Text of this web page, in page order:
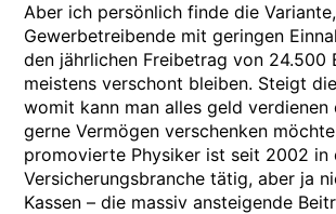
Aber ich persönlich finde die
Gewerbetreibende mit geringen
den jährlichen Freibetrag von 24.500
meistens verschont bleiben. Steigt
womit kann man alles geld verdienen
gerne Vermögen verschenken
promovierte Physiker ist seit 2002 in
Versicherungsbranche tätig, aber ja
Kassen – die massiv ansteigende